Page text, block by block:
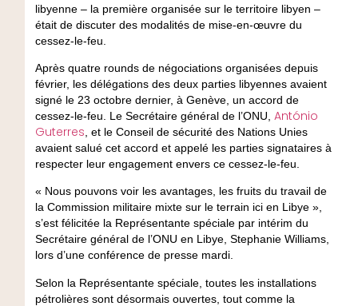
libyenne – la première organisée sur le territoire libyen –
était de discuter des modalités de mise-en-œuvre du
cessez-le-feu.
Après quatre rounds de négociations organisées depuis
février, les délégations des deux parties libyennes avaient
signé le 23 octobre dernier, à Genève, un accord de
cessez-le-feu. Le Secrétaire général de l’ONU, António
Guterres , et le Conseil de sécurité des Nations Unies
avaient salué cet accord et appelé les parties signataires à
respecter leur engagement envers ce cessez-le-feu.
« Nous pouvons voir les avantages, les fruits du travail de
la Commission militaire mixte sur le terrain ici en Libye »,
s’est félicitée la Représentante spéciale par intérim du
Secrétaire général de l’ONU en Libye, Stephanie Williams,
lors d’une conférence de presse mardi.
Selon la Représentante spéciale, toutes les installations
pétrolières sont désormais ouvertes, tout comme la